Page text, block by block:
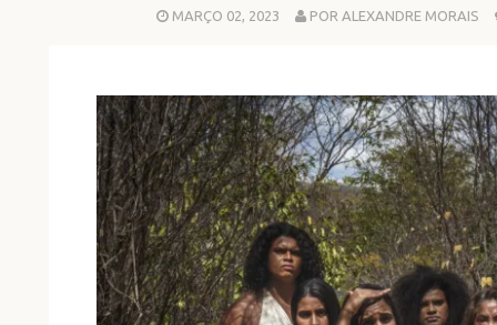
MARÇO 02, 2023 POR ALEXANDRE MORAIS